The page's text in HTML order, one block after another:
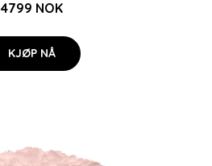
4799 NOK
KJØP NÅ